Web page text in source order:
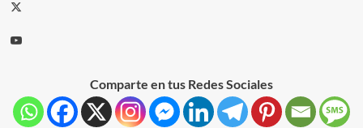
Comparte en tus Redes Sociales